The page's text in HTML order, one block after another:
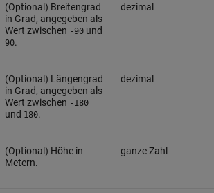
(Optional) Breitengrad
in Grad, angegeben als
Wert zwischen -90und
90.
dezimal
(Optional) Längengrad
in Grad, angegeben als
Wert zwischen -180
und 180.
dezimal
(Optional) Höhe in
Metern.
ganze Zahl